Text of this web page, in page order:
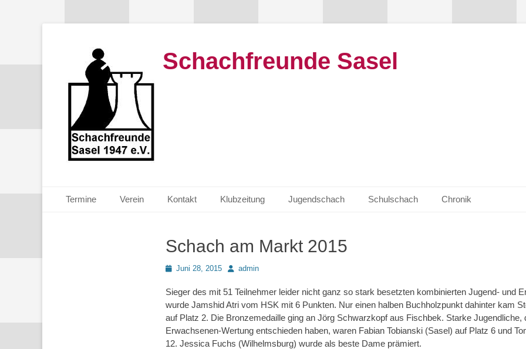
Schachfreunde Sasel
Primäres Menü
Inhalt
Termine Verein Kontakt Klubzeitung Jugendschach Schulschach Chronik
Schach am Markt 2015
PostedJuni 28, 2015 Autoradmin
Sieger des mit 51 Teilnehmer leider nicht ganz so stark besetzten kombinierten Jugend- und
wurde Jamshid Atri vom HSK mit 6 Punkten. Nur einen halben Buchholzpunkt dahinter kam
auf Platz 2. Die Bronzemedaille ging an Jörg Schwarzkopf aus Fischbek. Starke Jugendliche,
Erwachsenen-Wertung entschieden haben, waren Fabian Tobianski (Sasel) auf Platz 6 und
12. Jessica Fuchs (Wilhelmsburg) wurde als beste Dame prämiert.